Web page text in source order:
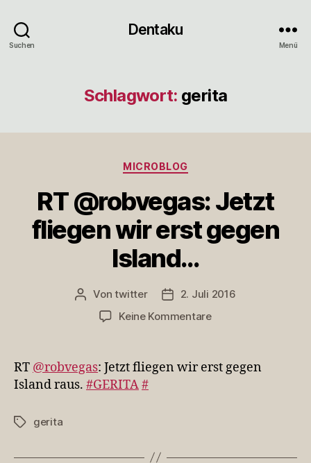
Suchen
Dentaku
Menü
Schlagwort: gerita
Kategorien
MICROBLOG
RT @robvegas: Jetzt
fliegen wir erst gegen
Island…
Beitragsautor
Vontwitter Veröffentlichungsdatum
2. Juli 2016
Keine Kommentarezu
Jetzt
fliegen
RT @robvegas: Jetzt fliegen wir erst gegen
Island raus. #GERITA#
Schlagwörter
gerita